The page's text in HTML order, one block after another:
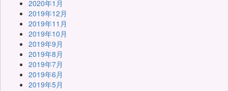
2020年1月
2019年12月
2019年11月
2019年10月
2019年9月
2019年8月
2019年7月
2019年6月
2019年5月